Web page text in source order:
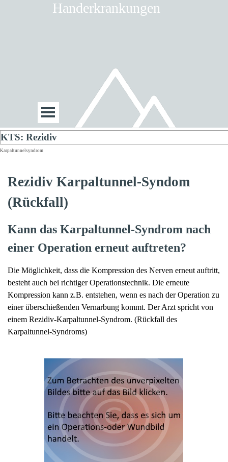
Handerkrankungen
KTS: Rezidiv
Karpaltunnelsyndrom
Rezidiv Karpaltunnel-Syndom
(Rückfall)
Kann das Karpaltunnel-Syndrom nach
einer Operation erneut auftreten?
Die Möglichkeit, dass die Kompression des Nerven erneut auftritt,
besteht auch bei richtiger Operationstechnik. Die erneute
Kompression kann z.B. entstehen, wenn es nach der Operation zu
einer überschießenden Vernarbung kommt. Der Arzt spricht von
einem Rezidiv-Karpaltunnel-Syndrom. (Rückfall des
Karpaltunnel-Syndroms)